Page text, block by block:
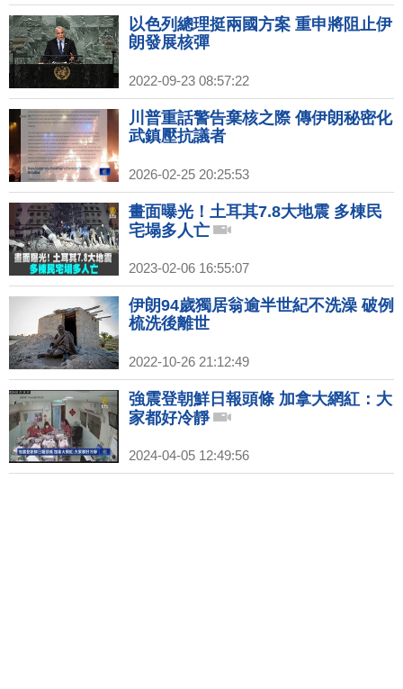
以色列總理挺兩國方案 重申將阻止伊
朗發展核彈
2022-09-23 08:57:22
川普重話警告棄核之際 傳伊朗秘密化
武鎮壓抗議者
2026-02-25 20:25:53
畫面曝光！土耳其7.8大地震 多棟民
宅塌多人亡
2023-02-06 16:55:07
伊朗94歲獨居翁逾半世紀不洗澡 破例
梳洗後離世
2022-10-26 21:12:49
強震登朝鮮日報頭條 加拿大網紅：大
家都好冷靜
2024-04-05 12:49:56